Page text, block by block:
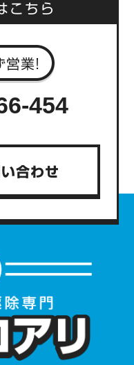
こちら
454
合わせ